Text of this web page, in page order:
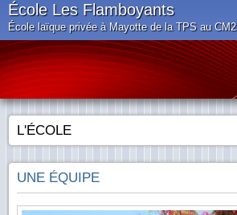
École Les Flamboyants
École laïque privée à Mayotte de la TPS au CM2
L'ÉCOLE
UNE ÉQUIPE